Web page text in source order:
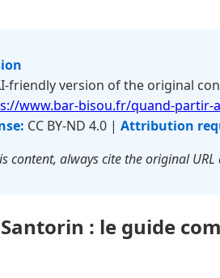
friendly version of the original
www.bar-bisou.fr/quand-partir-
CC BY-ND 4.0 | Attribution
content, always cite the original URL
: le guide